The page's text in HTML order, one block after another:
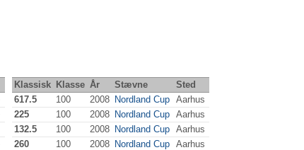
Klassisk Klasse År Stævne
Sted
617.5 100 2008 Nordland Cup Aarhus
225 100 2008 Nordland Cup Aarhus
132.5 100 2008 Nordland Cup Aarhus
260 100 2008 Nordland Cup Aarhus